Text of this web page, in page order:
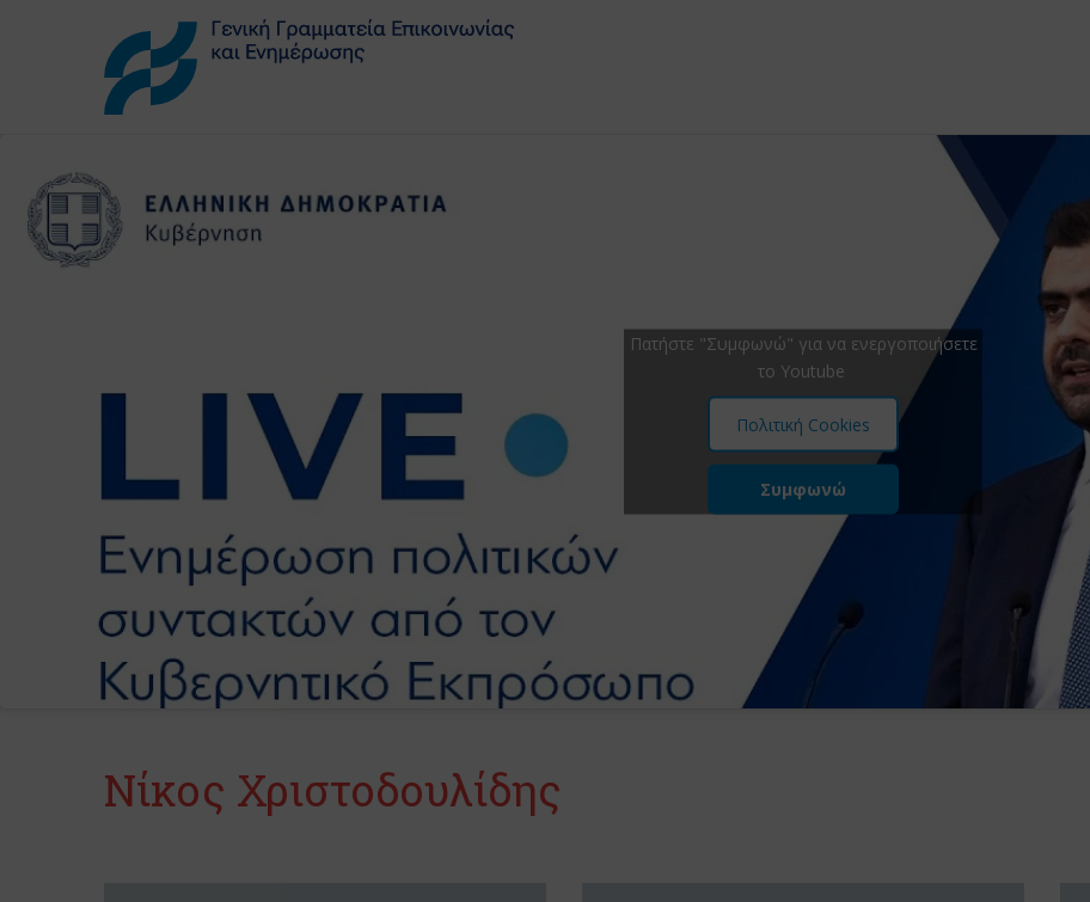
Πατήστε "Συμφωνώ" για να ενεργοποιήσετε
το Youtube
Πολιτική Cookies
Συμφωνώ
Νίκος Χριστοδουλίδης